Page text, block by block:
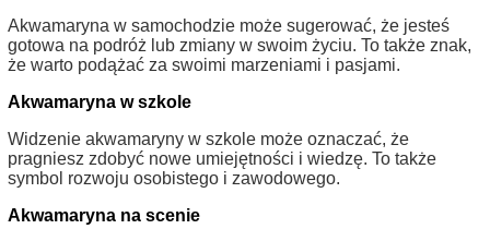
Akwamaryna w samochodzie może sugerować, że jesteś
gotowa na podróż lub zmiany w swoim życiu. To także znak,
że warto podążać za swoimi marzeniami i pasjami.
Akwamaryna w szkole
Widzenie akwamaryny w szkole może oznaczać, że
pragniesz zdobyć nowe umiejętności i wiedzę. To także
symbol rozwoju osobistego i zawodowego.
Akwamaryna na scenie